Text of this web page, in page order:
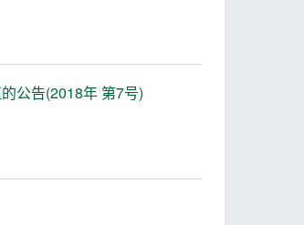
公告(2018年 第7号)